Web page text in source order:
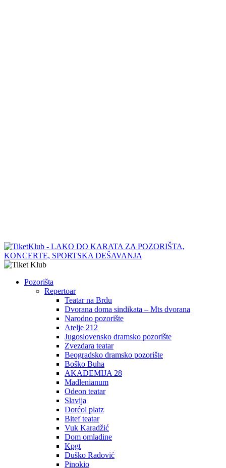
Pozorišta
Repertoar
Teatar na Brdu
Dvorana doma sindikata – Mts dvorana
Narodno pozorište
Atelje 212
Jugoslovensko dramsko pozorište
Zvezdara teatar
Beogradsko dramsko pozorište
Boško Buha
AKADEMIJA 28
Madlenianum
Odeon teatar
Slavija
Dorćol platz
Bitef teatar
Vuk Karadžić
Dom omladine
Kpgt
Duško Radović
Pinokio